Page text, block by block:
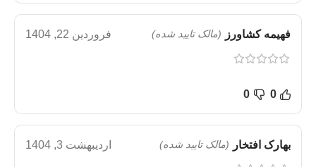
فهیمه کشاورز (مالک تایید شده) فروردین 22, 1404
0
0
بهارک افتخار (مالک تایید شده) اردیبهشت 3, 1404